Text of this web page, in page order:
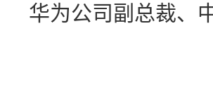
华为公司副总裁、